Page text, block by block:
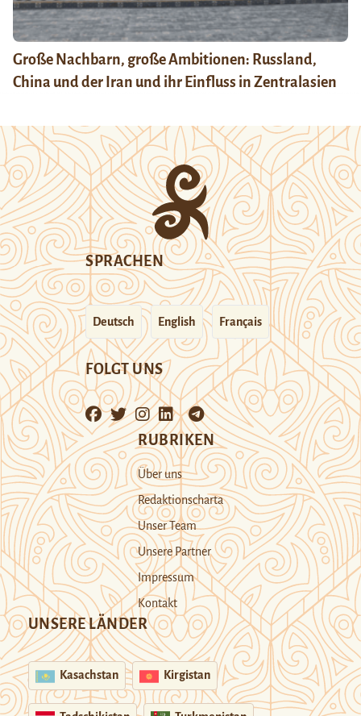
Große Nachbarn, große Ambitionen: Russland,
China und der Iran und ihr Einfluss in Zentralasien
SPRACHEN
Deutsch English Français
FOLGT UNS
RUBRIKEN
Über uns
Redaktionscharta
Unser Team
Unsere Partner
Impressum
Kontakt
UNSERE LÄNDER
Kasachstan Kirgistan